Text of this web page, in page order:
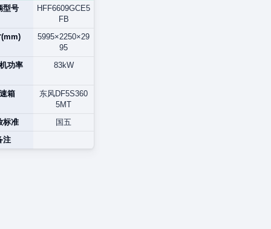
型号
HFF6609GCE5
FB
(mm)
5995×2250×29
95
功率
83kW
箱
东风DF5S360
5MT
标准
国五
注